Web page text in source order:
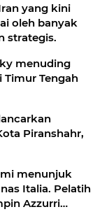
yang kini
oleh banyak
strategis.
menuding
Tengah
Piranshahr,
menunjuk
Italia. Pelatih
Azzurri